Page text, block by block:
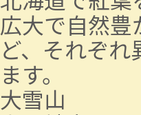
広大で自然
ど、それぞ
ます。
大雪山